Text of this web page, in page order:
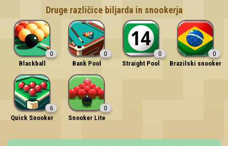
Druge različice biljarda in snookerja
0
Blackball
0
Bank Pool
0
Straight Pool
0
Brazilski snooker
6
Quick Snooker
0
Snooker Lite